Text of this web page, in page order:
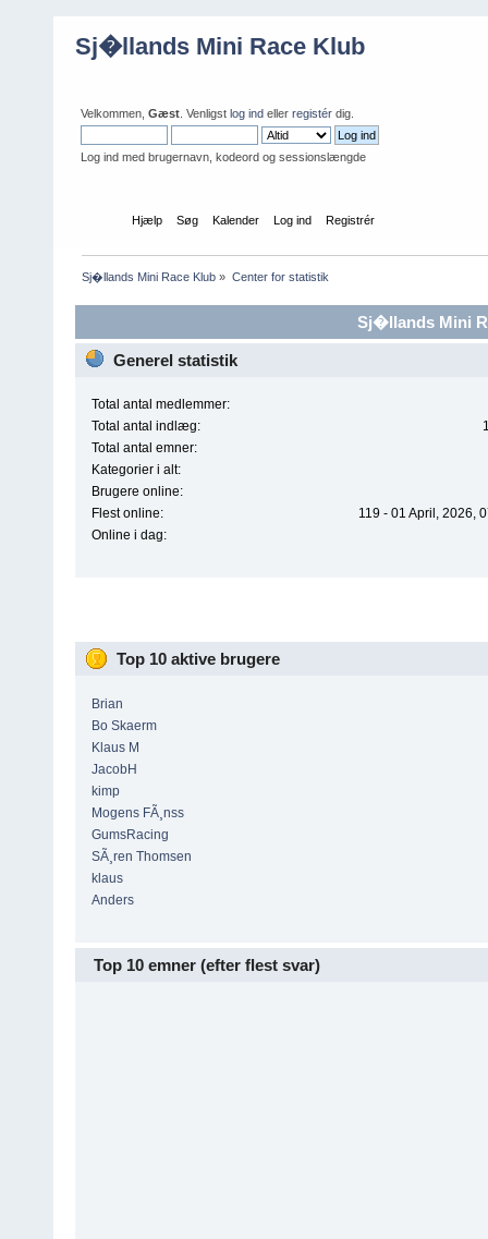
Sj�llands Mini Race Klub
Velkommen, Gæst . Venligst log ind eller registér dig.
Log ind med brugernavn, kodeord og sessionslængde
Hjælp Søg Kalender Log ind Registrér
Sj�llands Mini Race Klub » Center for statistik
Sj�llands Mini
Generel statistik
Total antal medlemmer:
Total antal indlæg:
Total antal emner:
Kategorier i alt:
Brugere online:
Flest online:
119 - 01 April, 2026,
Online i dag:
Top 10 aktive brugere
Brian
Bo Skaerm
Klaus M
JacobH
kimp
Mogens FÃ¸nss
GumsRacing
SÃ¸ren Thomsen
klaus
Anders
Top 10 emner (efter flest svar)